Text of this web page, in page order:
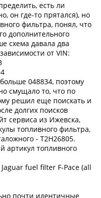
есть ли
он где-то прятался), но
фильтра, понял, что
дополнительного
схема давала два
от VIN:
048834, поэтому
смущало то, что по
решил еще поискать и
долгих поисков
сервиса из Ижевска,
топливного фильтра,
- T2H26805.
артикул топливного
fuel filter F-Pace (all
почти идентичные